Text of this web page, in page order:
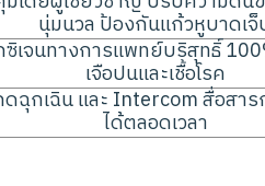
นุ่มนวล ป้องกันแก้วหูบาดเจ็
เจนทางการแพทย์บริสุทธิ์
เจือปนและเชื้อโรค
ฉุกเฉิน และ Intercom สื่อสา
ได้ตลอดเวลา